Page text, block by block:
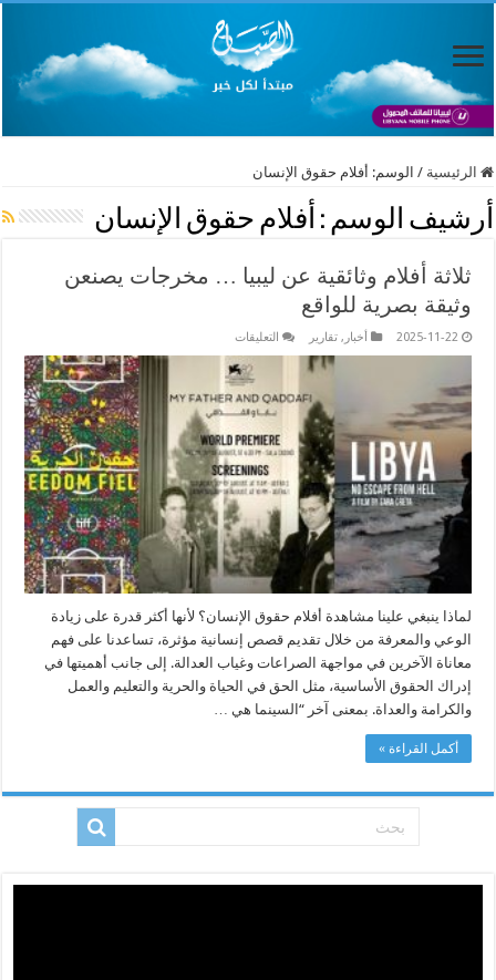
الرئيسية / الوسم: أفلام حقوق الإنسان
أرشيف الوسم : أفلام حقوق الإنسان
ثلاثة أفلام وثائقية عن ليبيا … مخرجات يصنعن
وثيقة بصرية للواقع
2025-11-22 أخبار ,تقارير التعليقات
أفلام
وثائقية
عن
ليبيا
مخرجات
يصنعن
وثيقة
بصرية
للواقع
مغلقة
لماذا ينبغي علينا مشاهدة أفلام حقوق الإنسان؟ لأنها أكثر قدرة على زيادة
الوعي والمعرفة من خلال تقديم قصص إنسانية مؤثرة، تساعدنا على فهم
معاناة الآخرين في مواجهة الصراعات وغياب العدالة. إلى جانب أهميتها في
إدراك الحقوق الأساسية، مثل الحق في الحياة والحرية والتعليم والعمل
والكرامة والعداة. بمعنى آخر “السينما هي …
أكمل القراءة »